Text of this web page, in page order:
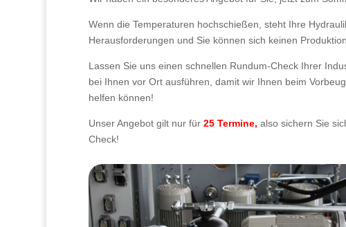
Wenn die Temperaturen hochschießen, steht Ihre
Herausforderungen und Sie können sich keinen
Lassen Sie uns einen schnellen Rundum-Check Ihrer
bei Ihnen vor Ort ausführen, damit wir Ihnen beim
helfen können!
Unser Angebot gilt nur für 25 Termine, also sichern Sie
Check!